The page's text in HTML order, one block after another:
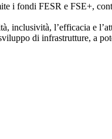
i fondi FESR e FSE+,
inclusività, l’efficacia e
di infrastrutture, a